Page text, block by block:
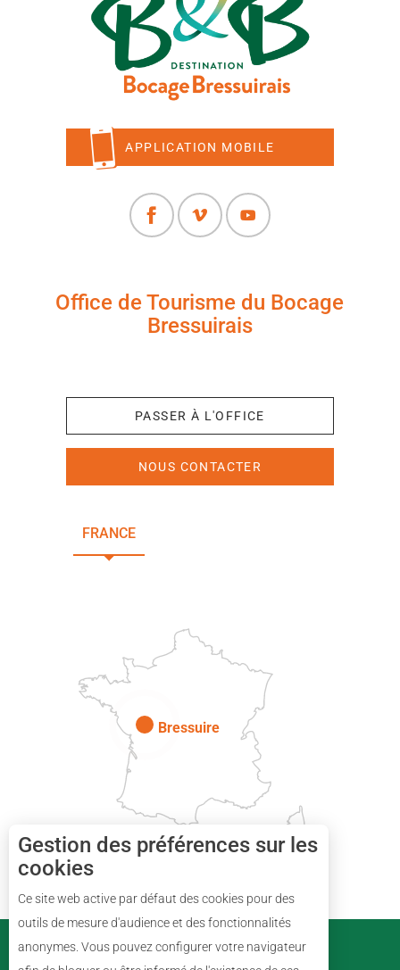
Description
APPLICATION MOBILE
Office de Tourisme du Bocage
Bressuirais
PASSER À L'OFFICE
NOUS CONTACTER
FRANCE
Bressuire
PARTENAIRES
Gestion des préférences sur les
cookies
Ce site web active par défaut des cookies pour des
outils de mesure d'audience et des fonctionnalités
anonymes. Vous pouvez configurer votre navigateur